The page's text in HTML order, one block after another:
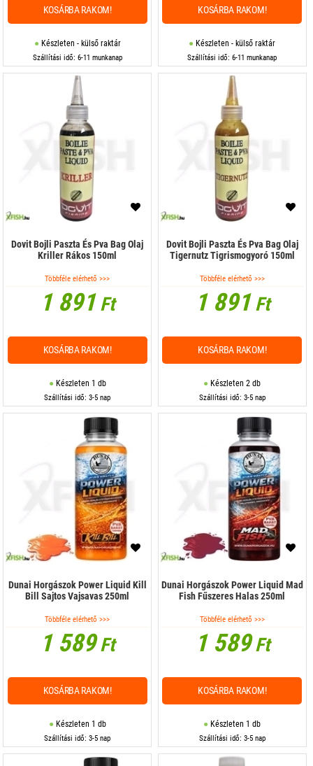
Készleten - külső raktár
Szállítási idő: 6-11 munkanap
KOSÁRBA RAKOM!
Készleten - külső raktár
Szállítási idő: 6-11 munkanap
KOSÁRBA RAKOM!
Dovit Bojli Paszta És Pva Bag Olaj
Kriller Rákos 150ml
Többféle elérhető >>>
1 891 Ft
Készleten 1 db
Szállítási idő: 3-5 nap
KOSÁRBA RAKOM!
Dovit Bojli Paszta És Pva Bag Olaj
Tigernutz Tigrismogyoró 150ml
Többféle elérhető >>>
1 891Ft
Készleten 2 db
Szállítási idő: 3-5 nap
KOSÁRBA RAKOM!
Dunai Horgászok Power Liquid Kill
Bill Sajtos Vajsavas 250ml
Többféle elérhető >>>
1 589Ft
Készleten 1 db
Szállítási idő: 3-5 nap
KOSÁRBA RAKOM!
Dunai Horgászok Power Liquid Mad
Fish Fűszeres Halas 250ml
Többféle elérhető >>>
1 589Ft
Készleten 1 db
Szállítási idő: 3-5 nap
KOSÁRBA RAKOM!